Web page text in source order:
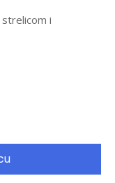
strelicom i